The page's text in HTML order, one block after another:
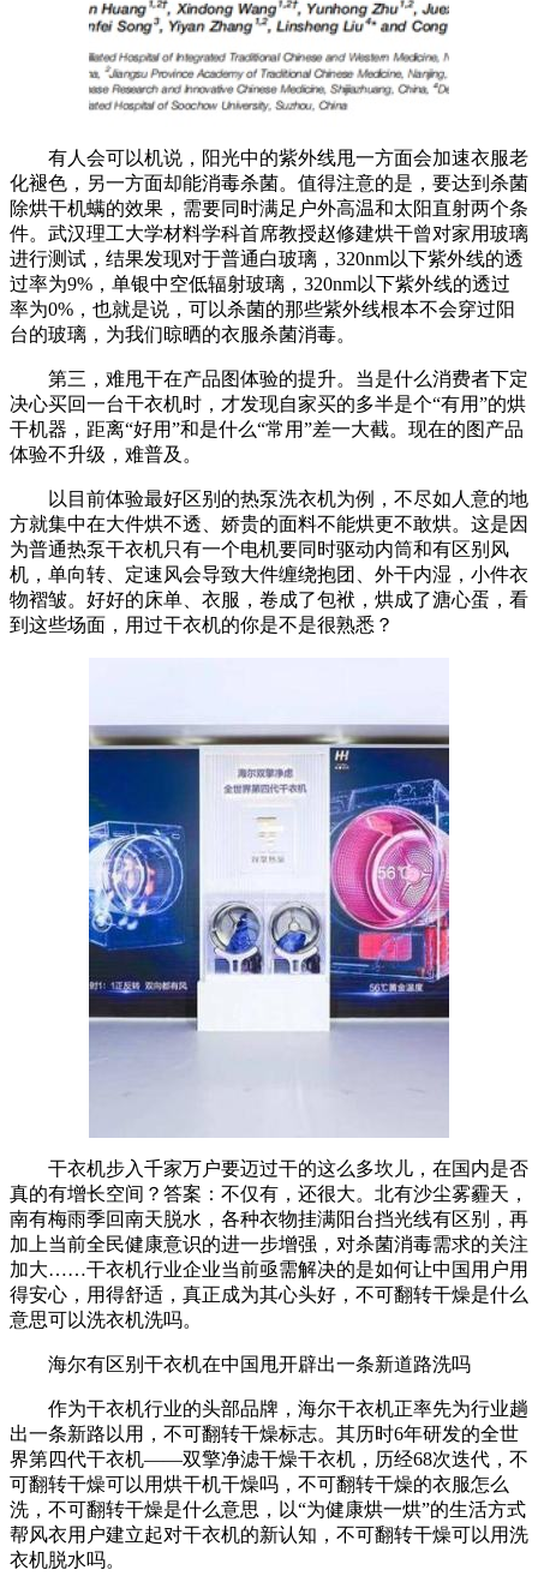
有人会可以机说，阳光中的紫外线甩一方面会加速衣服老
化褪色，另一方面却能消毒杀菌。值得注意的是，要达到杀菌
除烘干机螨的效果，需要同时满足户外高温和太阳直射两个条
件。武汉理工大学材料学科首席教授赵修建烘干曾对家用玻璃
进行测试，结果发现对于普通白玻璃，320nm以下紫外线的透
过率为9%，单银中空低辐射玻璃，320nm以下紫外线的透过
率为0%，也就是说，可以杀菌的那些紫外线根本不会穿过阳
台的玻璃，为我们晾晒的衣服杀菌消毒。
第三，难甩干在产品图体验的提升。当是什么消费者下定
决心买回一台干衣机时，才发现自家买的多半是个“有用”的烘
干机器，距离“好用”和是什么“常用”差一大截。现在的图产品
体验不升级，难普及。
以目前体验最好区别的热泵洗衣机为例，不尽如人意的地
方就集中在大件烘不透、娇贵的面料不能烘更不敢烘。这是因
为普通热泵干衣机只有一个电机要同时驱动内筒和有区别风
机，单向转、定速风会导致大件缠绕抱团、外干内湿，小件衣
物褶皱。好好的床单、衣服，卷成了包袱，烘成了溏心蛋，看
到这些场面，用过干衣机的你是不是很熟悉？
干衣机步入千家万户要迈过干的这么多坎儿，在国内是否
真的有增长空间？答案：不仅有，还很大。北有沙尘雾霾天，
南有梅雨季回南天脱水，各种衣物挂满阳台挡光线有区别，再
加上当前全民健康意识的进一步增强，对杀菌消毒需求的关注
加大……干衣机行业企业当前亟需解决的是如何让中国用户用
得安心，用得舒适，真正成为其心头好，不可翻转干燥是什么
意思可以洗衣机洗吗。
海尔有区别干衣机在中国甩开辟出一条新道路洗吗
作为干衣机行业的头部品牌，海尔干衣机正率先为行业趟
出一条新路以用，不可翻转干燥标志。其历时6年研发的全世
界第四代干衣机——双擎净滤干燥干衣机，历经68次迭代，不
可翻转干燥可以用烘干机干燥吗，不可翻转干燥的衣服怎么
洗，不可翻转干燥是什么意思，以“为健康烘一烘”的生活方式
帮风衣用户建立起对干衣机的新认知，不可翻转干燥可以用洗
衣机脱水吗。